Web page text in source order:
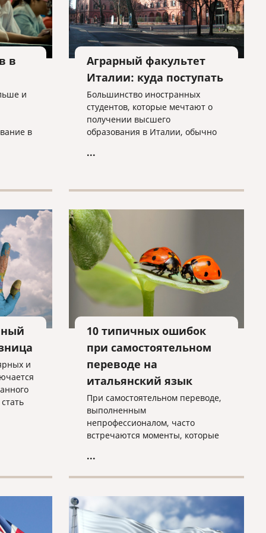
на 151-200 месте в рейтинге
медицинских университетов
мира.
в
и
в
в
то
92%
Аграрный факультет
Италии: куда поступать
Большинство иностранных
студентов, которые мечтают о
получении высшего
образования в Италии, обычно
факультет или в университет
что в Италии можно получить
высшее образование
практически в любой отрасли.
...
и
10 типичных ошибок
при самостоятельном
переводе на
итальянский язык
При самостоятельном переводе,
выполненным
непрофессионалом, часто
встречаются моменты, которые
Например, неопытный
всего не соблюдает оформление
оригинала, считая, что это
неважно, или не переводит то,
...